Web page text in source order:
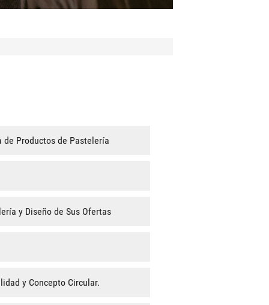
Productos de Pastelería
y Diseño de Sus Ofertas
y Concepto Circular.